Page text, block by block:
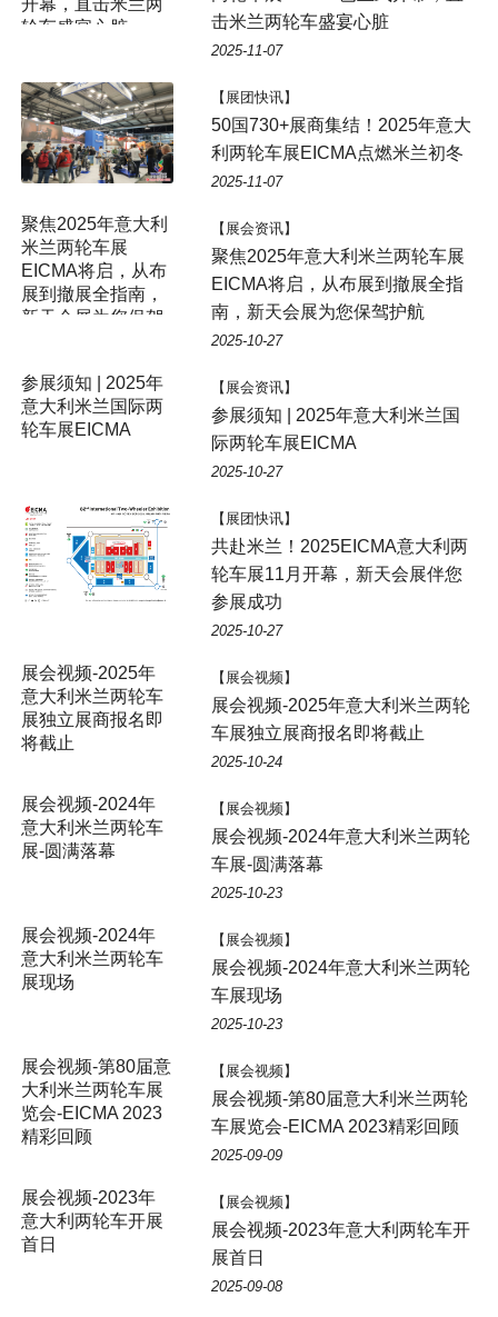
轮车盛宴心脏
击米兰两轮车盛宴心脏
2025-11-07
【展团快讯】
50国730+展商集结！2025年意大
利两轮车展EICMA点燃米兰初冬
2025-11-07
聚焦2025年意大利
米兰两轮车展
EICMA将启，从布
展到撤展全指南，
新天会展为您保驾
【展会资讯】
聚焦2025年意大利米兰两轮车展
EICMA将启，从布展到撤展全指
南，新天会展为您保驾护航
2025-10-27
参展须知 | 2025年
意大利米兰国际两
轮车展EICMA
【展会资讯】
参展须知 | 2025年意大利米兰国
际两轮车展EICMA
2025-10-27
【展团快讯】
共赴米兰！2025EICMA意大利两
轮车展11月开幕，新天会展伴您
参展成功
2025-10-27
展会视频-2025年
意大利米兰两轮车
展独立展商报名即
将截止
【展会视频】
展会视频-2025年意大利米兰两轮
车展独立展商报名即将截止
2025-10-24
展会视频-2024年
意大利米兰两轮车
展-圆满落幕
【展会视频】
展会视频-2024年意大利米兰两轮
车展-圆满落幕
2025-10-23
展会视频-2024年
意大利米兰两轮车
展现场
【展会视频】
展会视频-2024年意大利米兰两轮
车展现场
2025-10-23
展会视频-第80届意
大利米兰两轮车展
览会-EICMA 2023
精彩回顾
【展会视频】
展会视频-第80届意大利米兰两轮
车展览会-EICMA 2023精彩回顾
2025-09-09
展会视频-2023年
意大利两轮车开展
首日
【展会视频】
展会视频-2023年意大利两轮车开
展首日
2025-09-08